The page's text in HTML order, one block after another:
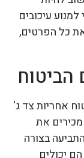
עיכובים
כל הפרטים,
הביטוח
אחריות צד ג'
את
בצורה
יכולים